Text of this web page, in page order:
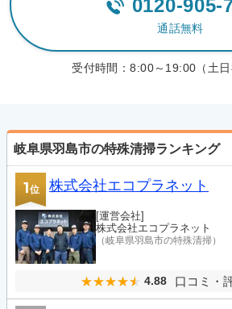
0120-905-
通話無料
受付時間：8:00～19:00（土日
岐阜県羽島市の特殊清掃ランキング
1位 株式会社エコプラネット
[運営会社]
株式会社エコプラネット
（岐阜県羽島市の特殊清掃）
4.88 口コミ・